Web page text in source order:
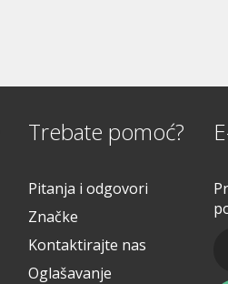
Trebate pomoć?
Pitanja i odgovori
Značke
Kontaktirajte nas
Oglašavanje